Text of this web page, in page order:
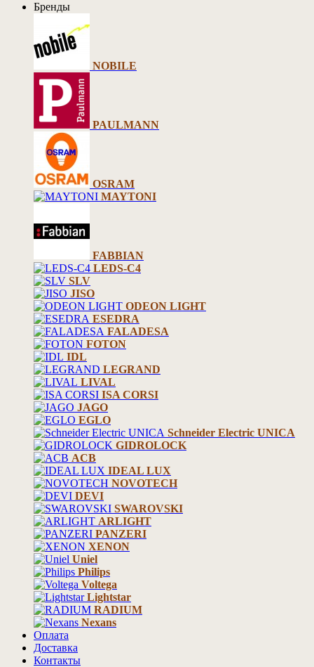
Бренды
NOBILE
PAULMANN
OSRAM
MAYTONI
FABBIAN
LEDS-C4
SLV
JISO
ODEON LIGHT
ESEDRA
FALADESA
FOTON
IDL
LEGRAND
LIVAL
ISA CORSI
JAGO
EGLO
Schneider Electric UNICA
GIDROLOCK
ACB
IDEAL LUX
NOVOTECH
DEVI
SWAROVSKI
ARLIGHT
PANZERI
XENON
Uniel
Philips
Voltega
Lightstar
RADIUM
Nexans
Оплата
Доставка
Контакты